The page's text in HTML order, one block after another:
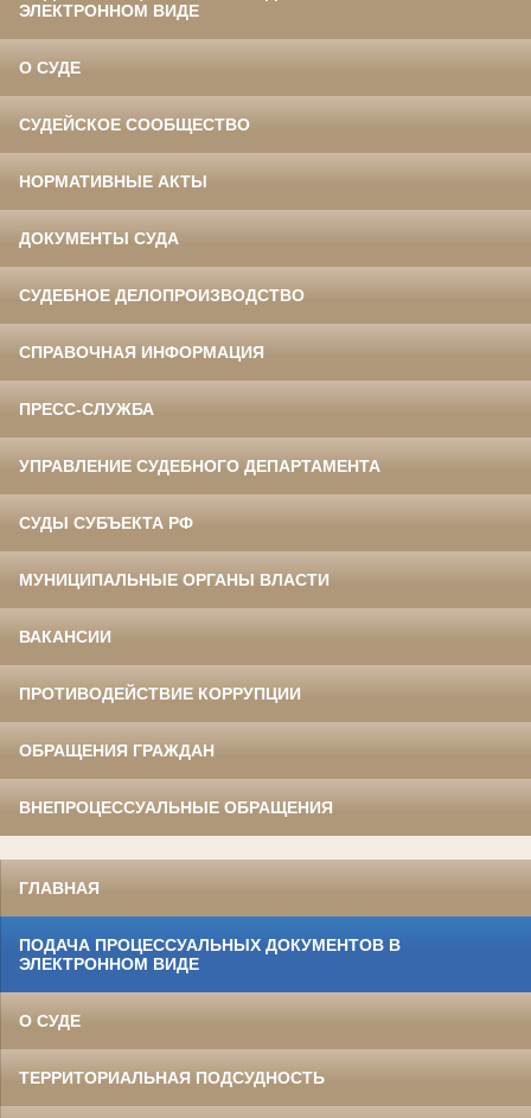
ЭЛЕКТРОННОМ ВИДЕ
О СУДЕ
СУДЕЙСКОЕ СООБЩЕСТВО
НОРМАТИВНЫЕ АКТЫ
ДОКУМЕНТЫ СУДА
СУДЕБНОЕ ДЕЛОПРОИЗВОДСТВО
СПРАВОЧНАЯ ИНФОРМАЦИЯ
ПРЕСС-СЛУЖБА
УПРАВЛЕНИЕ СУДЕБНОГО ДЕПАРТАМЕНТА
СУДЫ СУБЪЕКТА РФ
МУНИЦИПАЛЬНЫЕ ОРГАНЫ ВЛАСТИ
ВАКАНСИИ
ПРОТИВОДЕЙСТВИЕ КОРРУПЦИИ
ОБРАЩЕНИЯ ГРАЖДАН
ВНЕПРОЦЕССУАЛЬНЫЕ ОБРАЩЕНИЯ
ГЛАВНАЯ
ПОДАЧА ПРОЦЕССУАЛЬНЫХ ДОКУМЕНТОВ В
ЭЛЕКТРОННОМ ВИДЕ
О СУДЕ
ТЕРРИТОРИАЛЬНАЯ ПОДСУДНОСТЬ